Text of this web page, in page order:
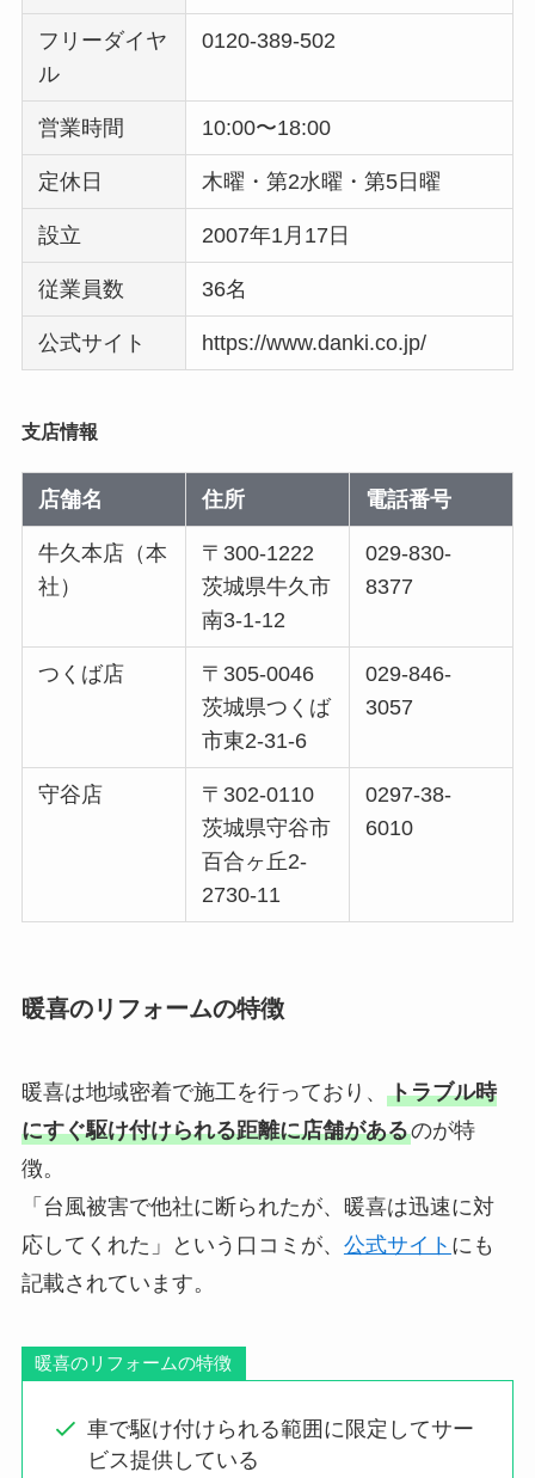
フリーダイヤ
ル
0120-389-502
営業時間 10:00〜18:00
定休日 木曜・第2水曜・第5日曜
設立 2007年1月17日
従業員数 36名
公式サイト https://www.danki.co.jp/
支店情報
店舗名 住所 電話番号
牛久本店（本
社）
〒300-1222
茨城県牛久市
南3-1-12
029-830-
8377
つくば店
〒305-0046
茨城県つくば
市東2-31-6
029-846-
3057
守谷店
〒302-0110
茨城県守谷市
百合ヶ丘2-
2730-11
0297-38-
6010
暖喜のリフォームの特徴
暖喜は地域密着で施工を行っており、 トラブル時
にすぐ駆け付けられる距離に店舗があるのが特
徴。
「台風被害で他社に断られたが、暖喜は迅速に対
応してくれた」という口コミが、 公式サイト にも
記載されています。
暖喜のリフォームの特徴
車で駆け付けられる範囲に限定してサー
ビス提供している